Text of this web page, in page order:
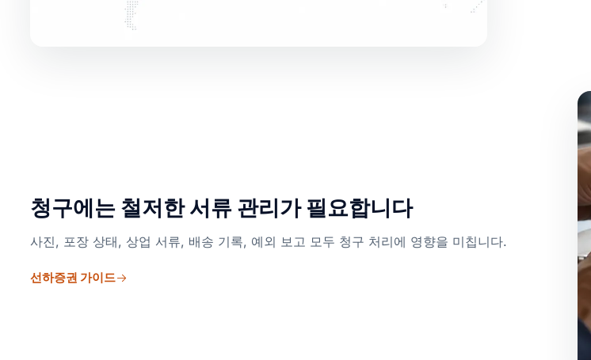
청구에는 철저한 서류 관리가 필요합니다
사진, 포장 상태, 상업 서류, 배송 기록, 예외 보고 모두 청구 처리에 영향을 미칩니다.
선하증권 가이드